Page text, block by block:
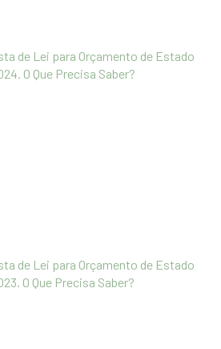
de Lei para Orçamento de Estado
O Que Precisa Saber?
de Lei para Orçamento de Estado
O Que Precisa Saber?